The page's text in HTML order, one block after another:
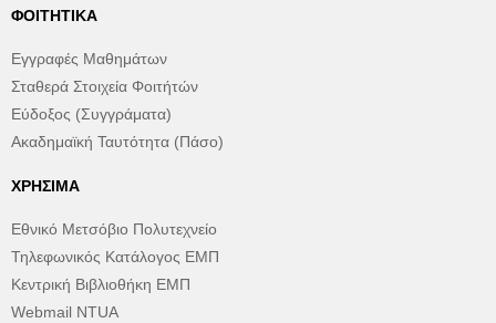
ΦΟΙΤΗΤΙΚΆ
Εγγραφές Μαθημάτων
Σταθερά Στοιχεία Φοιτήτών
Εύδοξος (Συγγράματα)
Ακαδημαϊκή Ταυτότητα (Πάσο)
ΧΡΉΣΙΜΑ
Εθνικό Μετσόβιο Πολυτεχνείο
Τηλεφωνικός Κατάλογος ΕΜΠ
Κεντρική Βιβλιοθήκη ΕΜΠ
Webmail NTUA